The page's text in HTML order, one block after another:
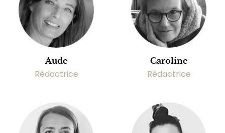
Aude
Rédactrice
Caroline
Rédactrice